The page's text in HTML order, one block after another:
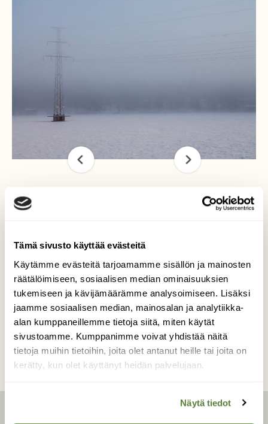
Tämä sivusto käyttää evästeitä
Käytämme evästeitä tarjoamamme sisällön ja mainosten
räätälöimiseen, sosiaalisen median ominaisuuksien
tukemiseen ja kävijämäärämme analysoimiseen. Lisäksi
jaamme sosiaalisen median, mainosalan ja analytiikka-
alan kumppaneillemme tietoja siitä, miten käytät
sivustoamme. Kumppanimme voivat yhdistää näitä
tietoja muihin tietoihin, joita olet antanut heille tai joita on
kerätty, kun olet käyttänyt heidän palvelujaan.
Näytä tiedot
Ihminen ja luonnonvoimat
Muhoksen Montan patoaltaalla
Kuvaaja: Teemu Timonen
Kilpailun etusivulle